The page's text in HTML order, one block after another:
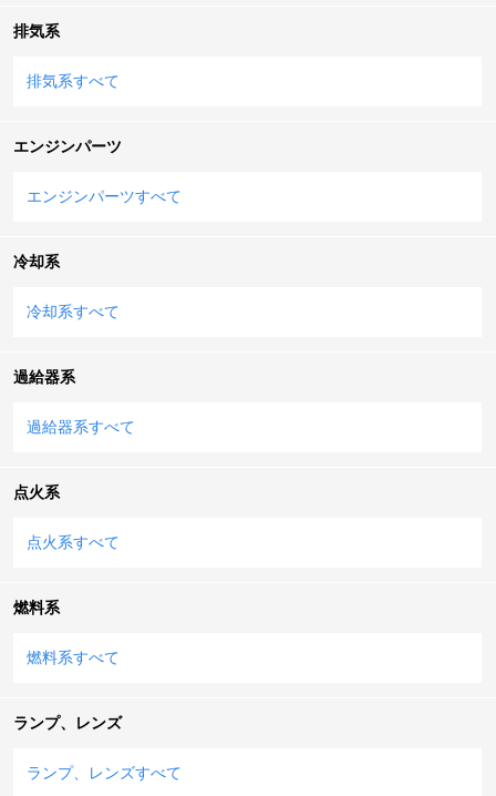
排気系
排気系すべて
エンジンパーツ
エンジンパーツすべて
冷却系
冷却系すべて
過給器系
過給器系すべて
点火系
点火系すべて
燃料系
燃料系すべて
ランプ、レンズ
ランプ、レンズすべて